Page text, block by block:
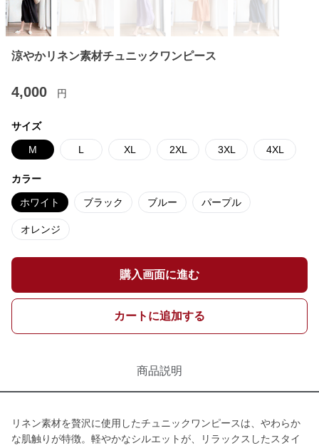
涼やかリネン素材チュニックワンピース
4,000 円
サイズ
M L XL 2XL 3XL 4XL
カラー
ホワイト ブラック ブルー パープル
オレンジ
購入画面に進む
カートに追加する
商品説明
リネン素材を贅沢に使用したチュニックワンピースは、やわらか
な肌触りが特徴。軽やかなシルエットが、リラックスしたスタイ